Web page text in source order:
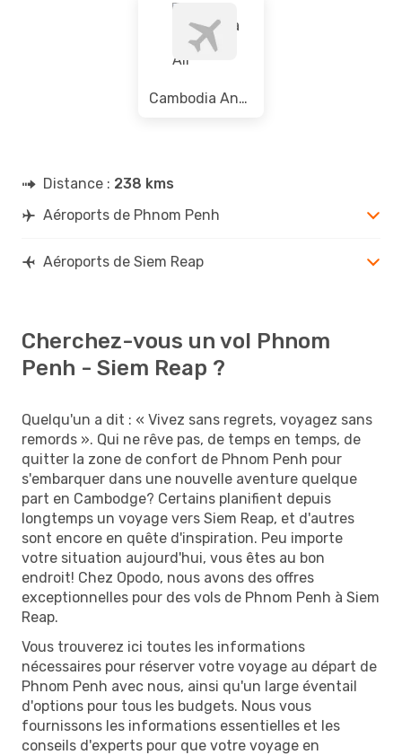
Cambodia Angkor Air
Distance : 238 kms
Aéroports de Phnom Penh
Aéroports de Siem Reap
Cherchez-vous un vol Phnom
Penh - Siem Reap ?
Quelqu'un a dit : « Vivez sans regrets, voyagez sans
remords ». Qui ne rêve pas, de temps en temps, de
quitter la zone de confort de Phnom Penh pour
s'embarquer dans une nouvelle aventure quelque
part en Cambodge? Certains planifient depuis
longtemps un voyage vers Siem Reap, et d'autres
sont encore en quête d'inspiration. Peu importe
votre situation aujourd'hui, vous êtes au bon
endroit! Chez Opodo, nous avons des offres
exceptionnelles pour des vols de Phnom Penh à Siem
Reap.
Vous trouverez ici toutes les informations
nécessaires pour réserver votre voyage au départ de
Phnom Penh avec nous, ainsi qu'un large éventail
d'options pour tous les budgets. Nous vous
fournissons les informations essentielles et les
conseils d'experts pour que votre voyage en